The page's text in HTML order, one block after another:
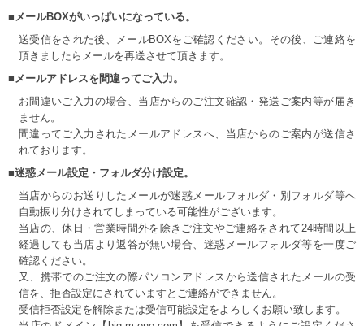
■メールBOXがいっぱいになっている。
送受信をされた後、メールBOXをご確認ください。その後、ご連絡を
頂きましたらメールを再送させて頂きます。
■メールアドレスを間違ってご入力。
お間違いご入力の場合、当店からのご注文確認・発送ご案内等が届き
ません。
間違ってご入力されたメールアドレスへ、当店からのご案内が送信さ
れております。
■迷惑メール設定・フォルダ分け設定。
当店からのお送りしたメールが迷惑メールフォルダ・別フォルダ等へ
自動振り分けされてしまっている可能性がございます。
当店の、休日・営業時間外を除きご注文やご連絡をされて24時間以上
経過しても当店より返答が無い場合、迷惑メールフォルダ等を一度ご
確認ください。
又、携帯でのご注文の際パソコンアドレスから送信されたメールの受
信を、拒否設定にされていますとご連絡ができません。
受信拒否設定を解除または受信可能設定をよろしくお願い致します。